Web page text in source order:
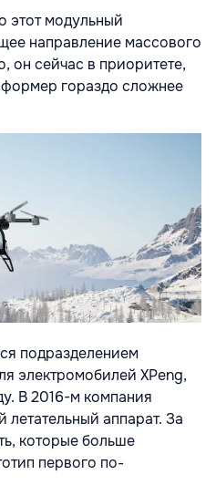
этот модульный
направление массового
он сейчас в приоритете,
гораздо сложнее
подразделением
электромобилей XPeng,
В 2016-м компания
аппарат. За
которые больше
первого по-